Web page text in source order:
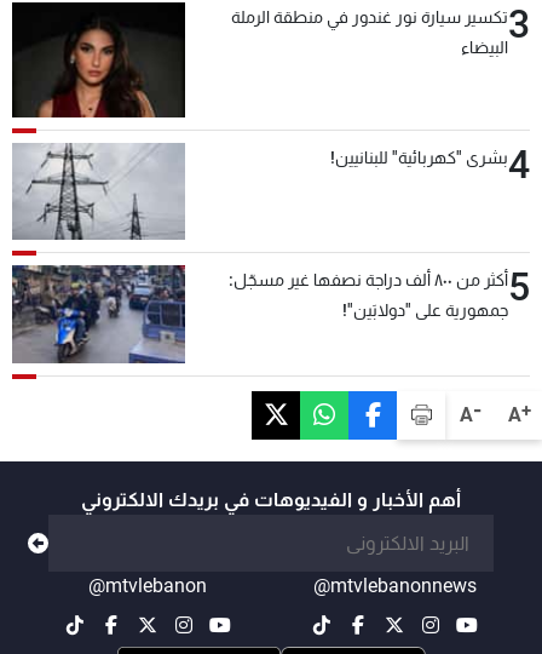
A+
A-
3تكسير سيارة نور غندور في منطقة الرملة
البيضاء
4بشرى "كهربائية" للبنانيين!
5
أكثر من ٨٠٠ ألف دراجة نصفها غير مسجّل:
جمهورية على "دولابَين"!
أهم الأخبار و الفيديوهات في بريدك الالكتروني
@mtvlebanonnews
@mtvlebanon